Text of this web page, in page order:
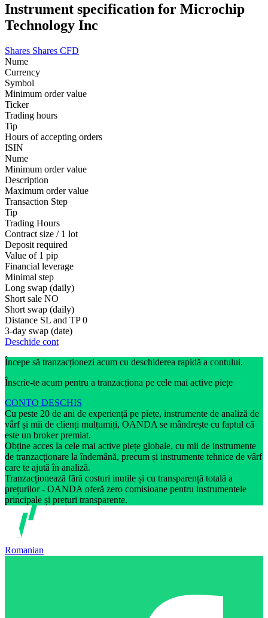
Instrument specification for Microchip
Technology Inc
Shares Shares CFD
Nume
Currency
Symbol
Minimum order value
Ticker
Trading hours
Tip
Hours of accepting orders
ISIN
Nume
Minimum order value
Description
Maximum order value
Transaction Step
Tip
Trading Hours
Contract size / 1 lot
Deposit required
Value of 1 pip
Financial leverage
Minimal step
Long swap (daily)
Short sale NO
Short swap (daily)
Distance SL and TP 0
3-day swap (date)
Deschide cont
Începe să tranzacționezi acum cu deschiderea rapidă a contului.
Înscrie-te acum pentru a tranzacționa pe cele mai active piețe
CONTO DESCHIS
Cu peste 20 de ani de experiență pe piețe, instrumente de analiză de
vârf și mii de clienți mulțumiți, OANDA se mândrește cu faptul că
este un broker premiat.
Obține acces la cele mai active piețe globale, cu mii de instrumente
de tranzacționare la îndemână, precum și instrumente tehnice de vârf
care te ajută în analiză.
Tranzacționează fără costuri inutile și cu transparență totală a
prețurilor - OANDA oferă zero comisioane pentru instrumentele
principale și prețuri transparente.
Romanian